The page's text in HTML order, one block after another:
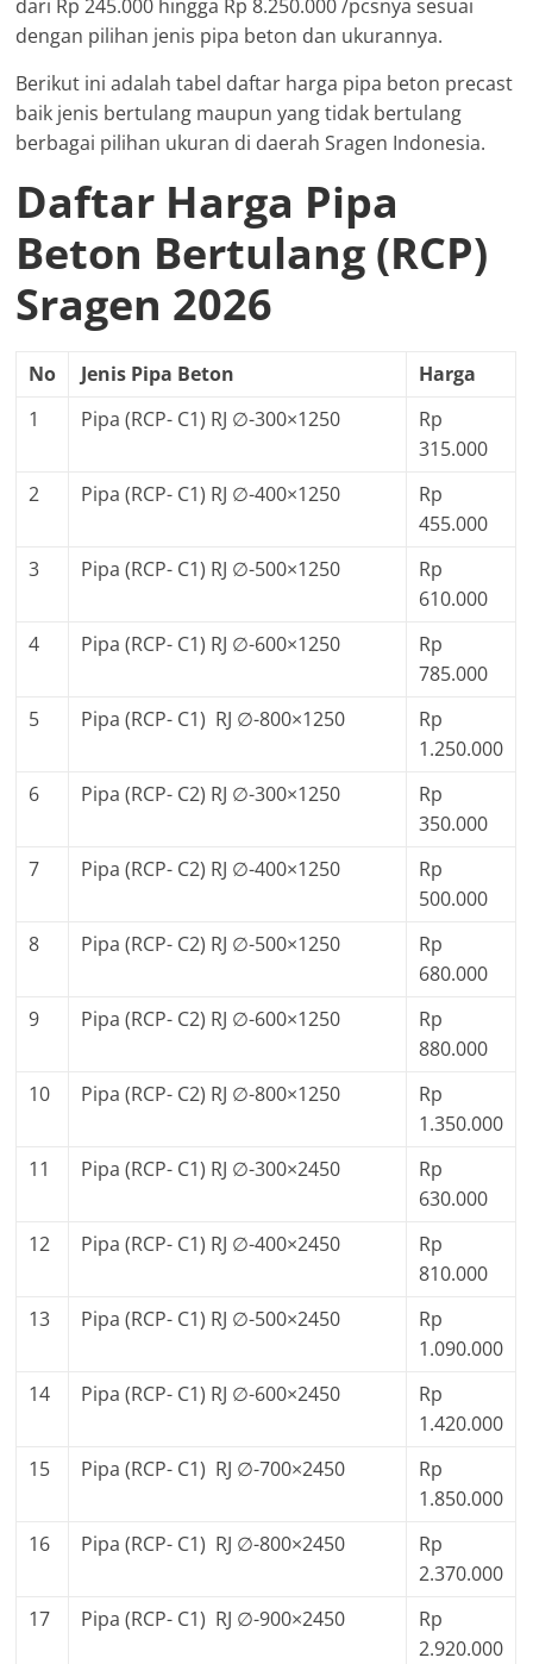
dari Rp 245.000 hingga Rp 8.250.000 /pcsnya sesuai
dengan pilihan jenis pipa beton dan ukurannya.
Berikut ini adalah tabel daftar harga pipa beton precast
baik jenis bertulang maupun yang tidak bertulang
berbagai pilihan ukuran di daerah Sragen Indonesia.
Daftar Harga Pipa
Beton Bertulang (RCP)
Sragen 2026
No Jenis Pipa Beton
Harga
1
Pipa (RCP- C1) RJ ∅-300×1250
Rp
315.000
2
Pipa (RCP- C1) RJ ∅-400×1250
Rp
455.000
3
Pipa (RCP- C1) RJ ∅-500×1250
Rp
610.000
4
Pipa (RCP- C1) RJ ∅-600×1250
Rp
785.000
5
Pipa (RCP- C1) RJ ∅-800×1250
Rp
1.250.000
6
Pipa (RCP- C2) RJ ∅-300×1250
Rp
350.000
7
Pipa (RCP- C2) RJ ∅-400×1250
Rp
500.000
8
Pipa (RCP- C2) RJ ∅-500×1250
Rp
680.000
9
Pipa (RCP- C2) RJ ∅-600×1250
Rp
880.000
10
Pipa (RCP- C2) RJ ∅-800×1250
Rp
1.350.000
11
Pipa (RCP- C1) RJ ∅-300×2450
Rp
630.000
12
Pipa (RCP- C1) RJ ∅-400×2450
Rp
810.000
13
Pipa (RCP- C1) RJ ∅-500×2450
Rp
1.090.000
14
Pipa (RCP- C1) RJ ∅-600×2450
Rp
1.420.000
15
Pipa (RCP- C1) RJ ∅-700×2450
Rp
1.850.000
16
Pipa (RCP- C1) RJ ∅-800×2450
Rp
2.370.000
17
Pipa (RCP- C1) RJ ∅-900×2450
Rp
2.920.000